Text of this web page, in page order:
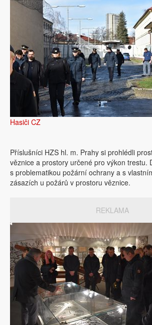
Hasiči CZ
Příslušníci HZS hl. m. Prahy si prohlédli
věznice a prostory určené pro výkon trestu.
s problematikou požární ochrany a s
zásazích u požárů v prostoru věznice.
REKLAMA